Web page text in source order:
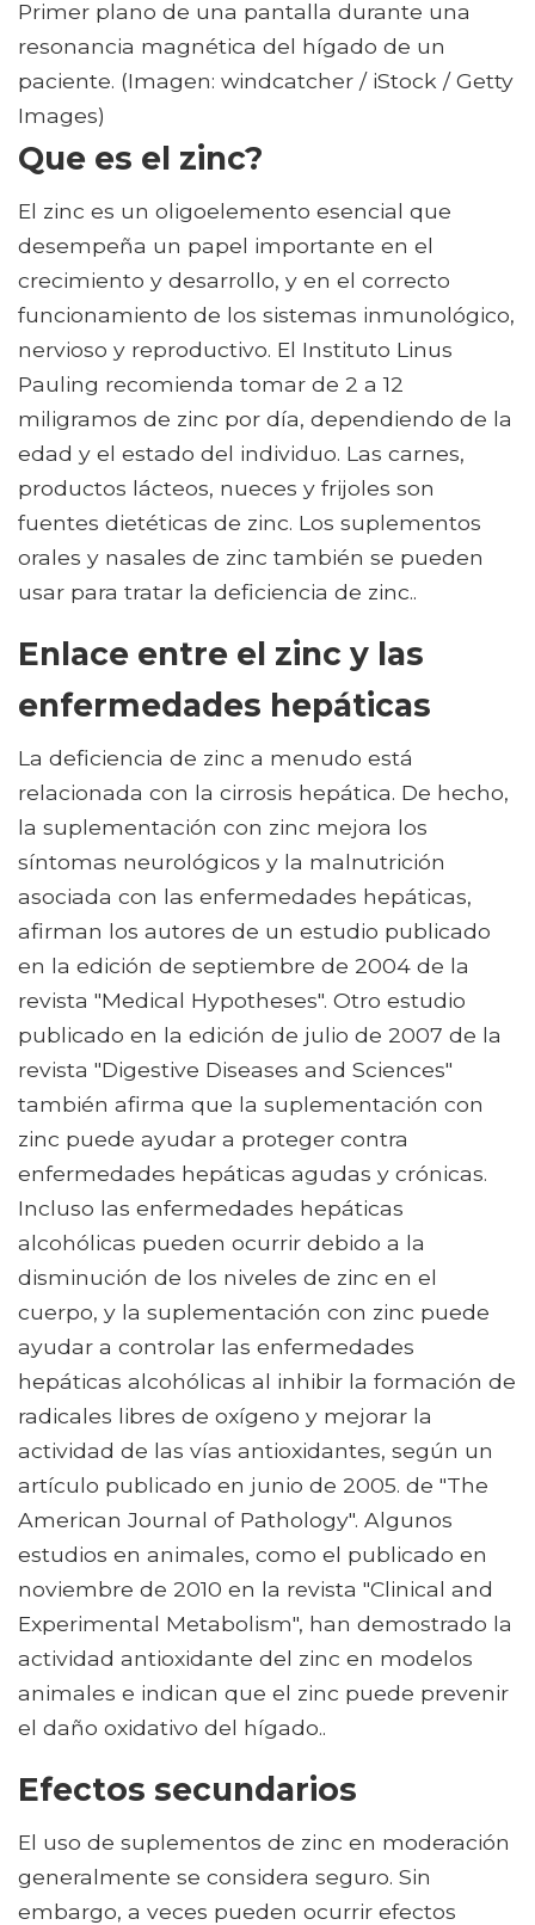
Primer plano de una pantalla durante una
resonancia magnética del hígado de un
paciente. (Imagen: windcatcher / iStock / Getty
Images)
Que es el zinc?
El zinc es un oligoelemento esencial que
desempeña un papel importante en el
crecimiento y desarrollo, y en el correcto
funcionamiento de los sistemas inmunológico,
nervioso y reproductivo. El Instituto Linus
Pauling recomienda tomar de 2 a 12
miligramos de zinc por día, dependiendo de la
edad y el estado del individuo. Las carnes,
productos lácteos, nueces y frijoles son
fuentes dietéticas de zinc. Los suplementos
orales y nasales de zinc también se pueden
usar para tratar la deficiencia de zinc..
Enlace entre el zinc y las
enfermedades hepáticas
La deficiencia de zinc a menudo está
relacionada con la cirrosis hepática. De hecho,
la suplementación con zinc mejora los
síntomas neurológicos y la malnutrición
asociada con las enfermedades hepáticas,
afirman los autores de un estudio publicado
en la edición de septiembre de 2004 de la
revista "Medical Hypotheses". Otro estudio
publicado en la edición de julio de 2007 de la
revista "Digestive Diseases and Sciences"
también afirma que la suplementación con
zinc puede ayudar a proteger contra
enfermedades hepáticas agudas y crónicas.
Incluso las enfermedades hepáticas
alcohólicas pueden ocurrir debido a la
disminución de los niveles de zinc en el
cuerpo, y la suplementación con zinc puede
ayudar a controlar las enfermedades
hepáticas alcohólicas al inhibir la formación de
radicales libres de oxígeno y mejorar la
actividad de las vías antioxidantes, según un
artículo publicado en junio de 2005. de "The
American Journal of Pathology". Algunos
estudios en animales, como el publicado en
noviembre de 2010 en la revista "Clinical and
Experimental Metabolism", han demostrado la
actividad antioxidante del zinc en modelos
animales e indican que el zinc puede prevenir
el daño oxidativo del hígado..
Efectos secundarios
El uso de suplementos de zinc en moderación
generalmente se considera seguro. Sin
embargo, a veces pueden ocurrir efectos